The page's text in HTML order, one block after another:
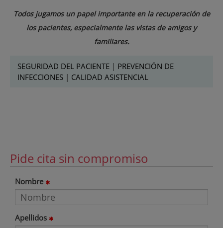
Todos jugamos un papel importante en la recuperación de
los pacientes, especialmente las vistas de amigos y
familiares.
SEGURIDAD DEL PACIENTE | PREVENCIÓN DE
INFECCIONES | CALIDAD ASISTENCIAL
Pide cita sin compromiso
Nombre
Apellidos